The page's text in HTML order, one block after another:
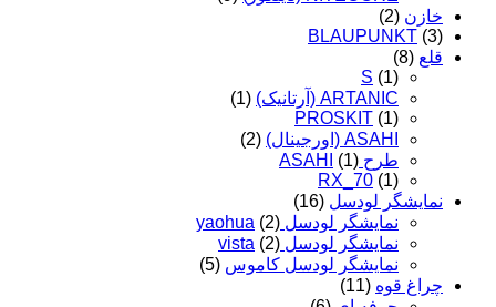
خازن (2)
BLAUPUNKT (3)
قلع (8)
S (1)
ARTANIC (آرتانیک)
(1)
PROSKIT (1)
ASAHI (اورجینال)
(2)
طرح ASAHI (1)
RX_70 (1)
نمایشگر لودسل (16)
نمایشگر لودسل yaohua (2)
نمایشگر لودسل vista (2)
نمایشگر لودسل کاموس (5)
چراغ قوه (11)